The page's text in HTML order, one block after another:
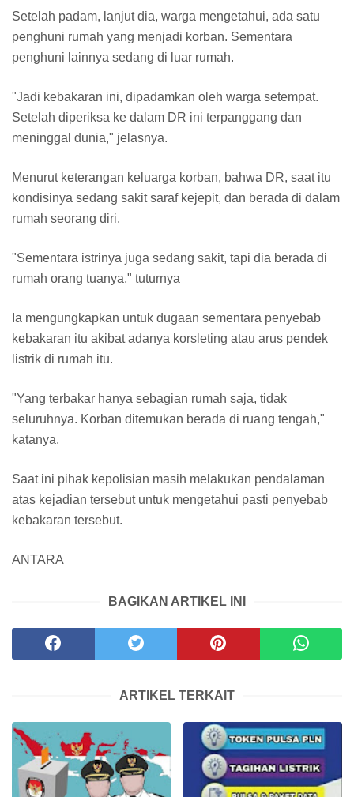
Setelah padam, lanjut dia, warga mengetahui, ada satu
penghuni rumah yang menjadi korban. Sementara
penghuni lainnya sedang di luar rumah.
"Jadi kebakaran ini, dipadamkan oleh warga setempat.
Setelah diperiksa ke dalam DR ini terpanggang dan
meninggal dunia," jelasnya.
Menurut keterangan keluarga korban, bahwa DR, saat itu
kondisinya sedang sakit saraf kejepit, dan berada di dalam
rumah seorang diri.
"Sementara istrinya juga sedang sakit, tapi dia berada di
rumah orang tuanya," tuturnya
Ia mengungkapkan untuk dugaan sementara penyebab
kebakaran itu akibat adanya korsleting atau arus pendek
listrik di rumah itu.
"Yang terbakar hanya sebagian rumah saja, tidak
seluruhnya. Korban ditemukan berada di ruang tengah,"
katanya.
Saat ini pihak kepolisian masih melakukan pendalaman
atas kejadian tersebut untuk mengetahui pasti penyebab
kebakaran tersebut.
ANTARA
BAGIKAN ARTIKEL INI
ARTIKEL TERKAIT